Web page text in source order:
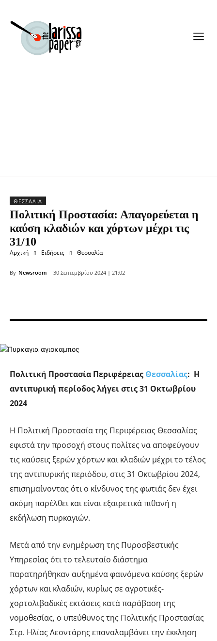
ΘΕΣΣΑΛΊΑ
Πολιτική Προστασία: Απαγορεύεται η
καύση κλαδιών και χόρτων μέχρι τις
31/10
Αρχική Ειδήσεις Θεσσαλία
By Newsroom 30 Σεπτεμβρίου 2024 | 21:02
Πολιτική Προστασία Περιφέρειας Θεσσαλίας: Η
αντιπυρική περίοδος λήγει στις 31 Οκτωβρίου
2024
Η Πολιτική Προστασία της Περιφέρειας Θεσσαλίας
εφιστά την προσοχή στους πολίτες να αποφεύγουν
τις καύσεις ξερών χόρτων και κλαδιών μέχρι το τέλος
της αντιπυρικής περιόδου, στις 31 Οκτωβρίου 2024,
επισημαίνοντας ότι ο κίνδυνος της φωτιάς δεν έχει
ακόμη παρέλθει και είναι εξαιρετικά πιθανή η
εκδήλωση πυρκαγιών.
Μετά από την ενημέρωση της Πυροσβεστικής
Υπηρεσίας ότι το τελευταίο διάστημα
παρατηρήθηκαν αυξημένα φαινόμενα καύσης ξερών
χόρτων και κλαδιών, κυρίως σε αγροτικές-
χορτολιβαδικές εκτάσεις κατά παράβαση της
νομοθεσίας, ο υπεύθυνος της Πολιτικής Προστασίας
Στρ. Ηλίας Λεοντάρης επαναλαμβάνει την έκκληση